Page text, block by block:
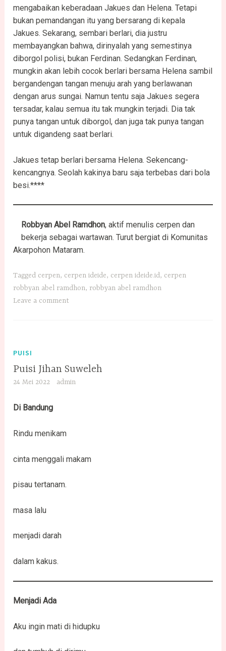
mengabaikan keberadaan Jakues dan Helena. Tetapi
bukan pemandangan itu yang bersarang di kepala
Jakues. Sekarang, sembari berlari, dia justru
membayangkan bahwa, dirinyalah yang semestinya
diborgol polisi, bukan Ferdinan. Sedangkan Ferdinan,
mungkin akan lebih cocok berlari bersama Helena sambil
bergandengan tangan menuju arah yang berlawanan
dengan arus sungai. Namun tentu saja Jakues segera
tersadar, kalau semua itu tak mungkin terjadi. Dia tak
punya tangan untuk diborgol, dan juga tak punya tangan
untuk digandeng saat berlari.
Jakues tetap berlari bersama Helena. Sekencang-
kencangnya. Seolah kakinya baru saja terbebas dari bola
besi.****
Robbyan Abel Ramdhon, aktif menulis cerpen dan
bekerja sebagai wartawan. Turut bergiat di Komunitas
Akarpohon Mataram.
Tagged cerpen, cerpen ideide, cerpen ideide.id, cerpen
robbyan abel ramdhon, robbyan abel ramdhon
Leave a comment
PUISI
Puisi Jihan Suweleh
24 Mei 2022 admin
Di Bandung
Rindu menikam
cinta menggali makam
pisau tertanam.
masa lalu
menjadi darah
dalam kakus.
Menjadi Ada
Aku ingin mati di hidupku